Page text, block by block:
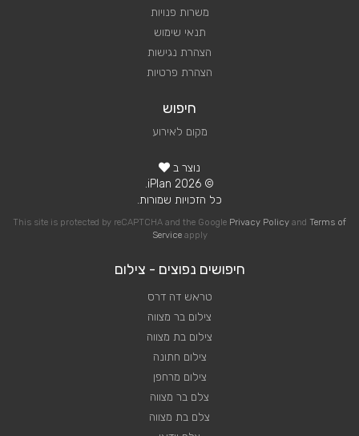
משרות פנויות
תנאי שימוש
הצהרת נגישות
הצהרת פרטיות
חיפוש
מקום לאירוע
נוצר ב
© 2026 iPlan.
כל הזכויות שמורות.
This site is protected by reCAPTCHA and the Google Privacy Policy and Terms of
Serviceapply
חיפושים נפוצים - צילום
טראש דה דרס
צילום בר מצווה
צילום בת מצווה
צילום חתונה
צילום מרחפן
צלם בר מצווה
צלם בת מצווה